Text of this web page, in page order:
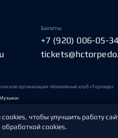
Билеты
+7 (920) 006-05-34
организация «Хоккейный клуб «Торпедо»
чтобы улучшить работу
обработкой cookies.